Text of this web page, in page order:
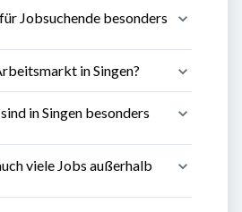
Jobsuchende besonders
in Singen?
in Singen besonders
viele Jobs außerhalb